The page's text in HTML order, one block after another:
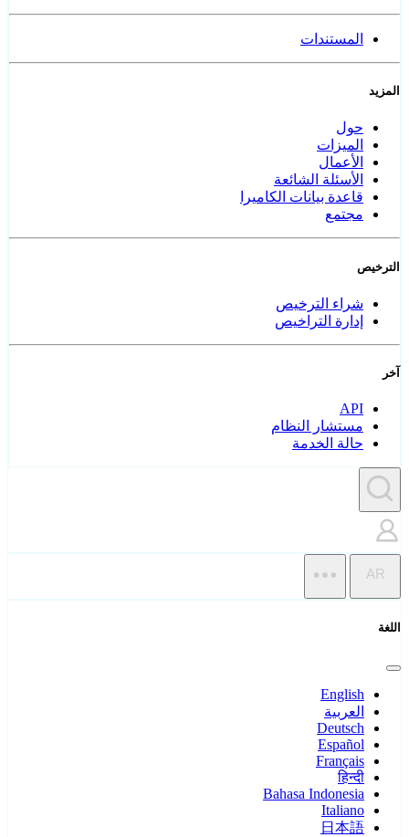
المستندات
المزيد
حول
الميزات
الأعمال
الأسئلة الشائعة
قاعدة بيانات الكاميرا
مجتمع
الترخيص
شراء الترخيص
إدارة التراخيص
آخر
API
مستشار النظام
حالة الخدمة
AR
اللغة
English
العربية
Deutsch
Español
Français
हिन्दी
Bahasa Indonesia
Italiano
日本語